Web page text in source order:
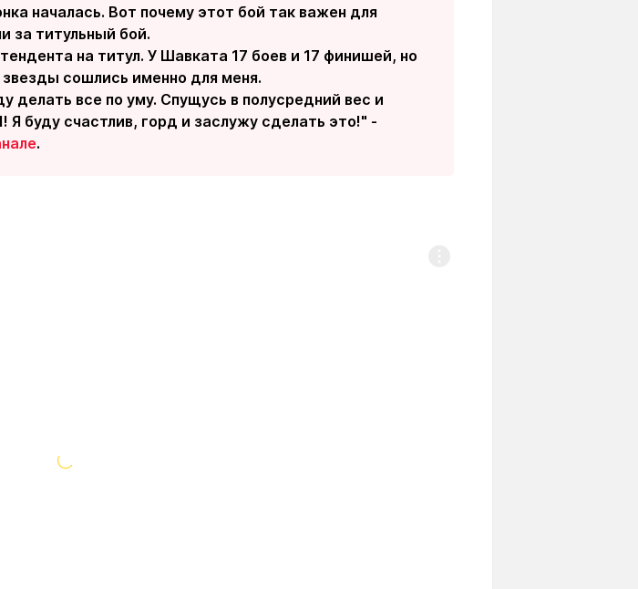
началась. Вот почему этот бой так важен для
за титульный бой.
на титул. У Шавката 17 боев и 17 финишей, но
сошлись именно для меня.
делать все по уму. Спущусь в полусредний вес и
Я буду счастлив, горд и заслужу сделать это!" -
.